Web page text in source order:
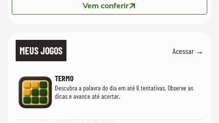
Vem conferir
MEUS JOGOS Acessar →
TERMO
Descubra a palavra do dia em até 6 tentativas. Observe as
dicas e avance até acertar.